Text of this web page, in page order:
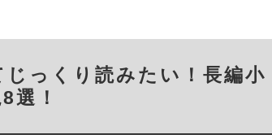
っくり読みたい！長編小
選！